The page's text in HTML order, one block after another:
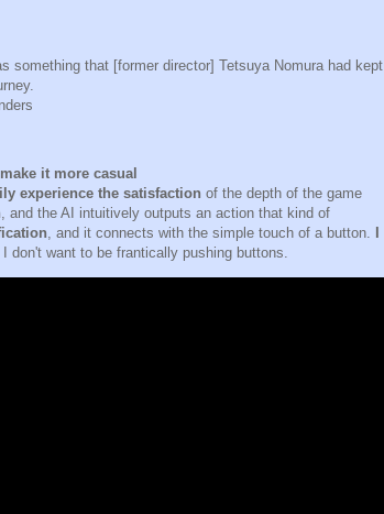
something that [former director] Tetsuya Nomura had kept
it more casual
experience the satisfaction of the depth of the game
, and the AI intuitively outputs an action that kind of
, and it connects with the simple touch of a button.
I don't want to be frantically pushing buttons.